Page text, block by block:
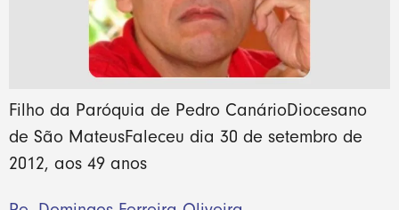
Filho da Paróquia de Pedro CanárioDiocesano
de São MateusFaleceu dia 30 de setembro de
2012, aos 49 anos